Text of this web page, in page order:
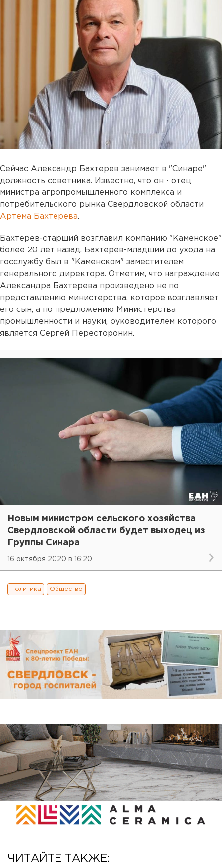
Сейчас Александр Бахтерев занимает в "Синаре"
должность советника. Известно, что он - отец
министра агропромышленного комплекса и
потребительского рынка Свердловской области
Артема Бахтерева.
Бахтерев-старший возглавил компанию "Каменское"
более 20 лет назад. Бахтерев-младший до ухода на
госслужбу был в "Каменском" заместителем
генерального директора. Отметим, что награждение
Александра Бахтерева произведено не по
представлению министерства, которое возглавляет
его сын, а по предложению Министерства
промышленности и науки, руководителем которого
является Сергей Пересторонин.
Новым министром сельского хозяйства
Свердловской области будет выходец из
Группы Синара
16 октября 2020 в 16:20
Политика Общество
ЧИТАЙТЕ ТАКЖЕ: